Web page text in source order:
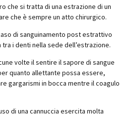
che si tratta di una estrazione di un
che è sempre un atto chirurgico.
di sanguinamento post estrattivo
i denti nella sede dell’estrazione.
volte il sentire il sapore di sangue
quanto allettante possa essere,
gargarismi in bocca mentre il coagulo
di una cannuccia esercita molta